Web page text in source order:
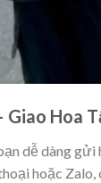
Hoa
dễ dàng
hoặc